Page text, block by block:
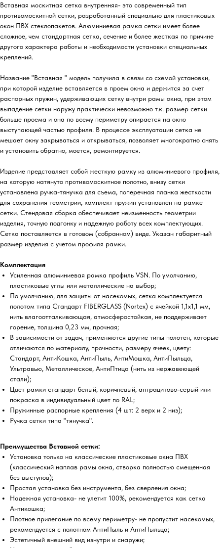
Вставная москитная сетка внутренняя- это современный тип
противомоскитной сетки, разработанный специально для пластиковых
окон ПВХ стеклопакетов. Алюминиевая рамка сетки имеет более
сложное, чем стандартная сетка, сечение и более жесткая по причине
другого характера работы и необходимости установки специальных
креплений.
Название "Вставная " модель получила в связи со схемой установки,
при которой изделие вставляется в проем окна и держится за счет
распорных пружин, удерживающих сетку внутри рамы окна, при этом
выпадение сетки наружу практически невозможно т.к. размер сетки
больше проема и она по всему периметру опирается на окно
выступающей частью профиля. В процессе эксплуатации сетка не
мешает окну закрываться и открываться, позволяет многократно снять
и установить обратно, моется, ремонтируется.
Изделие представляет собой жесткую рамку из алюминиевого профиля,
на которую натянуто противомоскитное полотно, внизу сетки
установлена ручка-тянучка для съема, поперечная планка жесткости
для сохранения геометрии, комплект пружин установлен на рамке
сетки. Стендовая сборка обеспечивает неизменность геометрии
изделия, точную подгонку и надежную работу всех комплектующих.
Сетка поставляется в готовом (собранном) виде. Указан габаритный
размер изделия с учетом профиля рамки.
Комплектация
Усиленная алюминиевая рамка профиль VSN. По умолчанию,
пластиковые углы или металлические на выбор;
По умолчанию, для защиты от насекомых, сетка комплектуется
полотом типа Стандарт FIBERGLASS (Nortex) с ячейкой 1,1х1,1 мм,
нить влагоотталкивающая, атмосферостойкая, не поддерживает
горение, толщина 0,23 мм, прочная;
В зависимости от задач, применяются другие типы полотен, которые
отличаются по материалу, прочности, размеру ячеек, цвету:
Стандарт, АнтиКошка, АнтиПыль, АнтиМошка, АнтиПыльца,
Ультравью, Металлическое, АнтиПтица (нить из нержавеющей
стали);
Цвет рамки стандарт белый, коричневый, антрацитово-серый или
покраска в индивидуальный цвет по RAL;
Пружинные распорные крепления (4 шт: 2 верх и 2 низ);
Ручка сетки типа "тянучка".
Преимущества Вставной сетки:
Установка только на классические пластиковые окна ПВХ
(классический наплав рамы окна, створка полностью смещенная
без выступов);
Простая установка без инструмента, без сверления окна;
Надежная установка- не улетит 100%, рекомендуется как сетка
Антикошка;
Плотное прилегание по всему периметру- не пропустит насекомых,
рекомендуется с полотном АнтиПыль и АнтиПыльца;
Эстетичный внешний вид изнутри и снаружи;